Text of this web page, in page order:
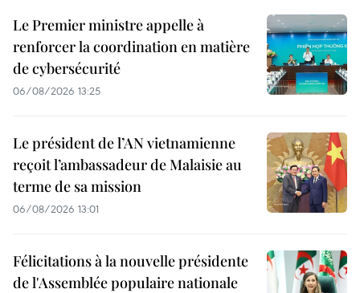
Le Premier ministre appelle à
renforcer la coordination en matière
de cybersécurité
06/08/2026 13:25
Le président de l’AN vietnamienne
reçoit l’ambassadeur de Malaisie au
terme de sa mission
06/08/2026 13:01
Félicitations à la nouvelle présidente
de l'Assemblée populaire nationale